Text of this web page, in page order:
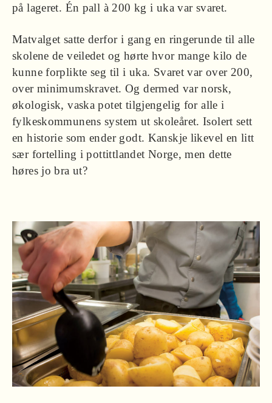
på lageret. Én pall à 200 kg i uka var svaret.
Matvalget satte derfor i gang en ringerunde til alle
skolene de veiledet og hørte hvor mange kilo de
kunne forplikte seg til i uka. Svaret var over 200,
over minimumskravet. Og dermed var norsk,
økologisk, vaska potet tilgjengelig for alle i
fylkeskommunens system ut skoleåret. Isolert sett
en historie som ender godt. Kanskje likevel en litt
sær fortelling i pottittlandet Norge, men dette
høres jo bra ut?